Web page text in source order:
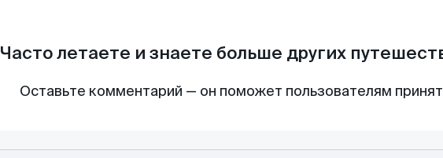
Часто летаете и знаете больше других
Оставьте комментарий — он поможет пользователям